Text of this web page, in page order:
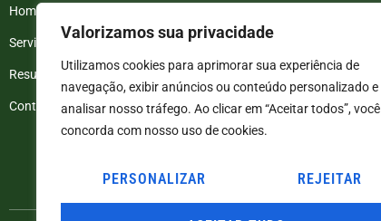
Valorizamos sua privacidade
Utilizamos cookies para aprimorar sua experiência de
navegação, exibir anúncios ou conteúdo personalizado e
analisar nosso tráfego. Ao clicar em “Aceitar todos”, você
concorda com nosso uso de cookies.
PERSONALIZAR REJEITAR
Home
Serviços
Resultados de exames
Contato
Blog
Politica de Privacidade
Termos e Condições